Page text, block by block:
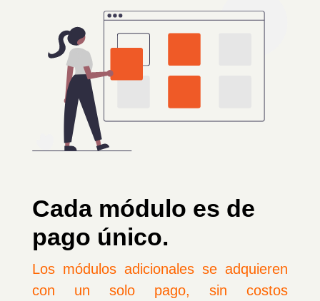
Cada módulo es de
pago único.
Los módulos adicionales se adquieren
con un solo pago, sin costos